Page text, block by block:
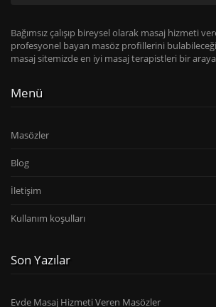
Bağımsız çalışıp bireysel olarak masaj hizmeti
profesyonel bayan masöz profillerini
masaj sitemizde en iyi masaj terapistleri bir
Menü
Masözler
Blog
İletişim
Kullanım koşulları
Son Yazılar
Evde Masaj Hizmeti Veren Masözler